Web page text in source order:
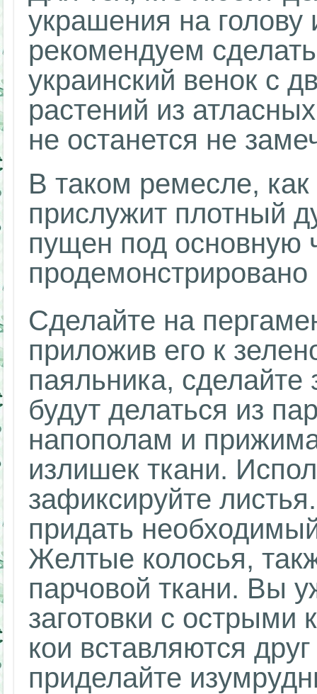
украшения на голову
рекомендуем
украинский венок с
растений из
не останется не
В таком ремесле, как
прислужит плотный
пущен под основную
Сделайте на
приложив его к
паяльника, сделайте
будут делаться из
напополам и
излишек ткани.
зафиксируйте
придать
Желтые колосья,
парчовой ткани. Вы
заготовки с острыми
кои вставляются
приделайте